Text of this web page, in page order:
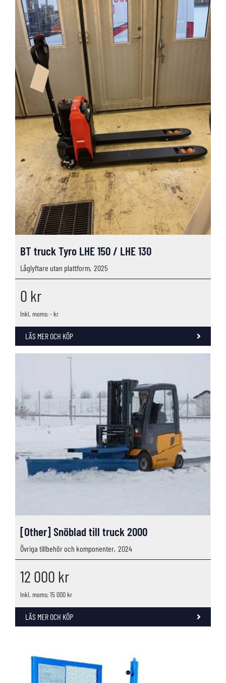
BT truck Tyro LHE 150 / LHE 130
Låglyftare utan plattform, 2025
0 kr
Inkl. moms: - kr
LÄS MER OCH KÖP
[Other] Snöblad till truck 2000
Övriga tillbehör och komponenter, 2024
12 000 kr
Inkl. moms: 15 000 kr
LÄS MER OCH KÖP